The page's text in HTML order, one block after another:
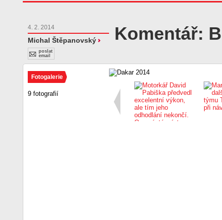
4. 2. 2014
Michal Štěpanovský
poslat
email
Komentář:
Fotogalerie
9 fotografií